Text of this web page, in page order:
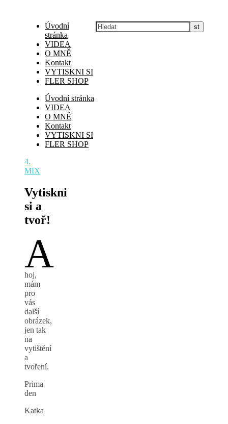
Úvodní
stránka
VIDEA
O MNĚ
Kontakt
VYTISKNI SI
FLER SHOP
Úvodní stránka
VIDEA
O MNĚ
Kontakt
VYTISKNI SI
FLER SHOP
4.
MIX
Vytiskni
si a
tvoř!
A
hoj,
mám
pro
vás
další
obrázek,
jen tak
na
vytištění
a
tvoření.
Prima
den
Katka